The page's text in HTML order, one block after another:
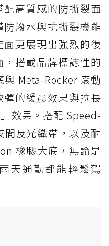
配高質感的防撕裂面
潑水與抗撕裂機能
更展現出強烈的復
搭載品牌標誌性的
與 Meta-Rocker 滾動
的緩震效果與拉長
效果。搭配 Speed-
反光織帶，以及耐
橡膠大底，無論是
天通勤都能輕鬆駕